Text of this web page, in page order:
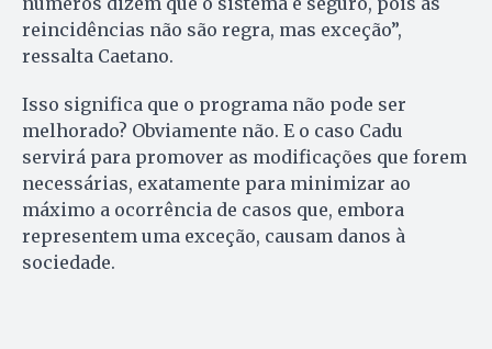
reincidências não são regra, mas exceção”,
ressalta Caetano.
Isso significa que o programa não pode ser
melhorado? Obviamente não. E o caso Cadu
servirá para promover as modificações que forem
necessárias, exatamente para minimizar ao
máximo a ocorrência de casos que, embora
representem uma exceção, causam danos à
sociedade.